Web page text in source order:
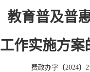
教育普及普
工作实施方案
费政办字〔2024〕2